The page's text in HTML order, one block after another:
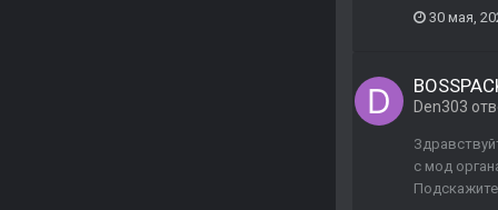
30 мая,
Den303
с мод